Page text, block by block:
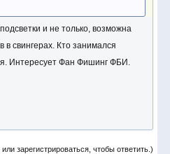
и не только, возможна
в свингерах. Кто занимался
Интересует Фан Фишинг ФБИ.
зарегистрироваться, чтобы ответить.)